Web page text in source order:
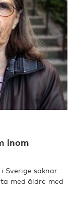
inom
Sverige saknar
med äldre med